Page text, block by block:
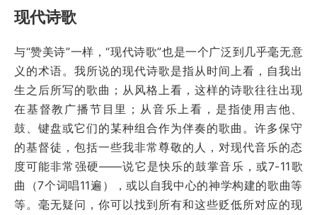
现代诗歌
与“赞美诗”一样，“现代诗歌”也是一个广泛到几乎毫无意
义的术语。我所说的现代诗歌是指从时间上看，自我出
生之后所写的歌曲；从风格上看，这样的诗歌往往出现
在基督教广播节目里；从音乐上看，是指使用吉他、
鼓、键盘或它们的某种组合作为伴奏的歌曲。许多保守
的基督徒，包括一些我非常尊敬的人，对现代音乐的态
度可能非常强硬——说它是快乐的鼓掌音乐，或7-11歌
曲（7个词唱11遍），或以自我中心的神学构建的歌曲等
等。毫无疑问，你可以找到所有和这些贬低所对应的现